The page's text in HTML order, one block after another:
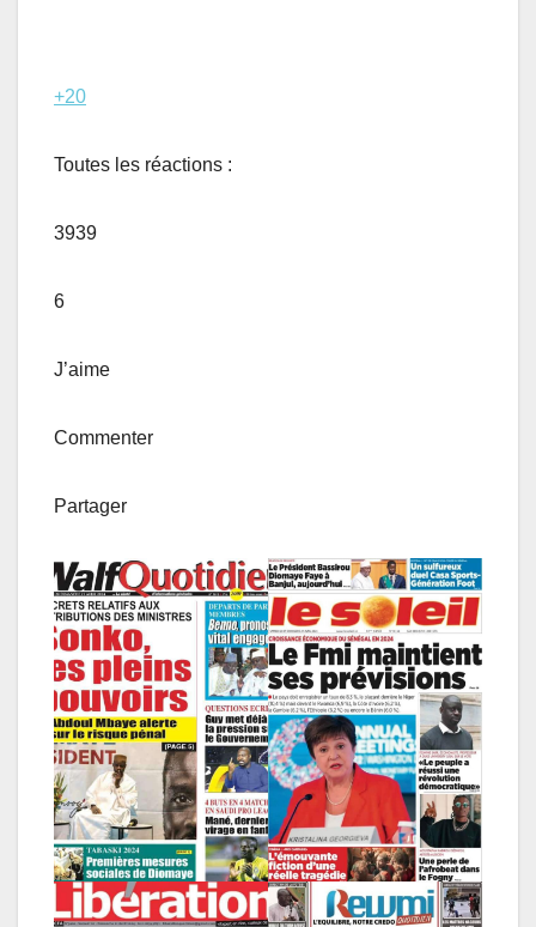
+20
Toutes les réactions :
3939
6
J’aime
Commenter
Partager